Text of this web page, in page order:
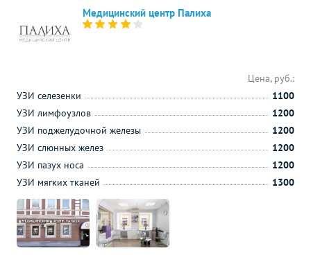
Медицинский центр Палиха
Цена, руб.:
УЗИ селезенки
1100
УЗИ лимфоузлов
1200
УЗИ поджелудочной железы
1200
УЗИ слюнных желез
1200
УЗИ пазух носа
1200
УЗИ мягких тканей
1300